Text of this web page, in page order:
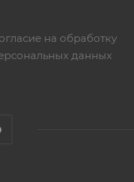
на обработку
данных